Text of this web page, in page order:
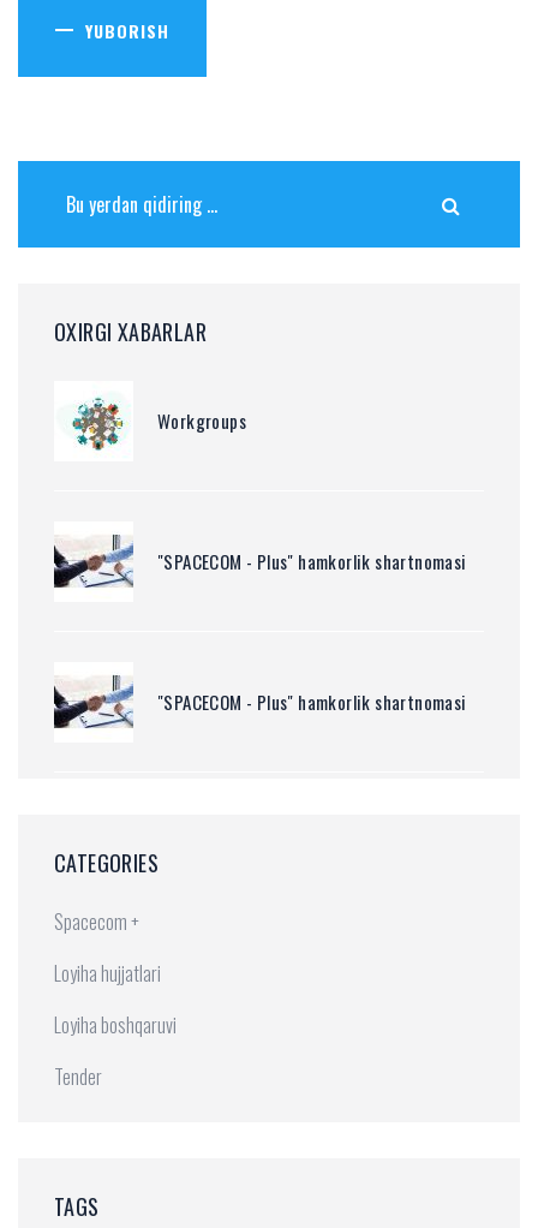
YUBORISH
OXIRGI XABARLAR
Workgroups
"SPACECOM - Plus" hamkorlik shartnomasi
"SPACECOM - Plus" hamkorlik shartnomasi
CATEGORIES
Spacecom +
Loyiha hujjatlari
Loyiha boshqaruvi
Tender
TAGS